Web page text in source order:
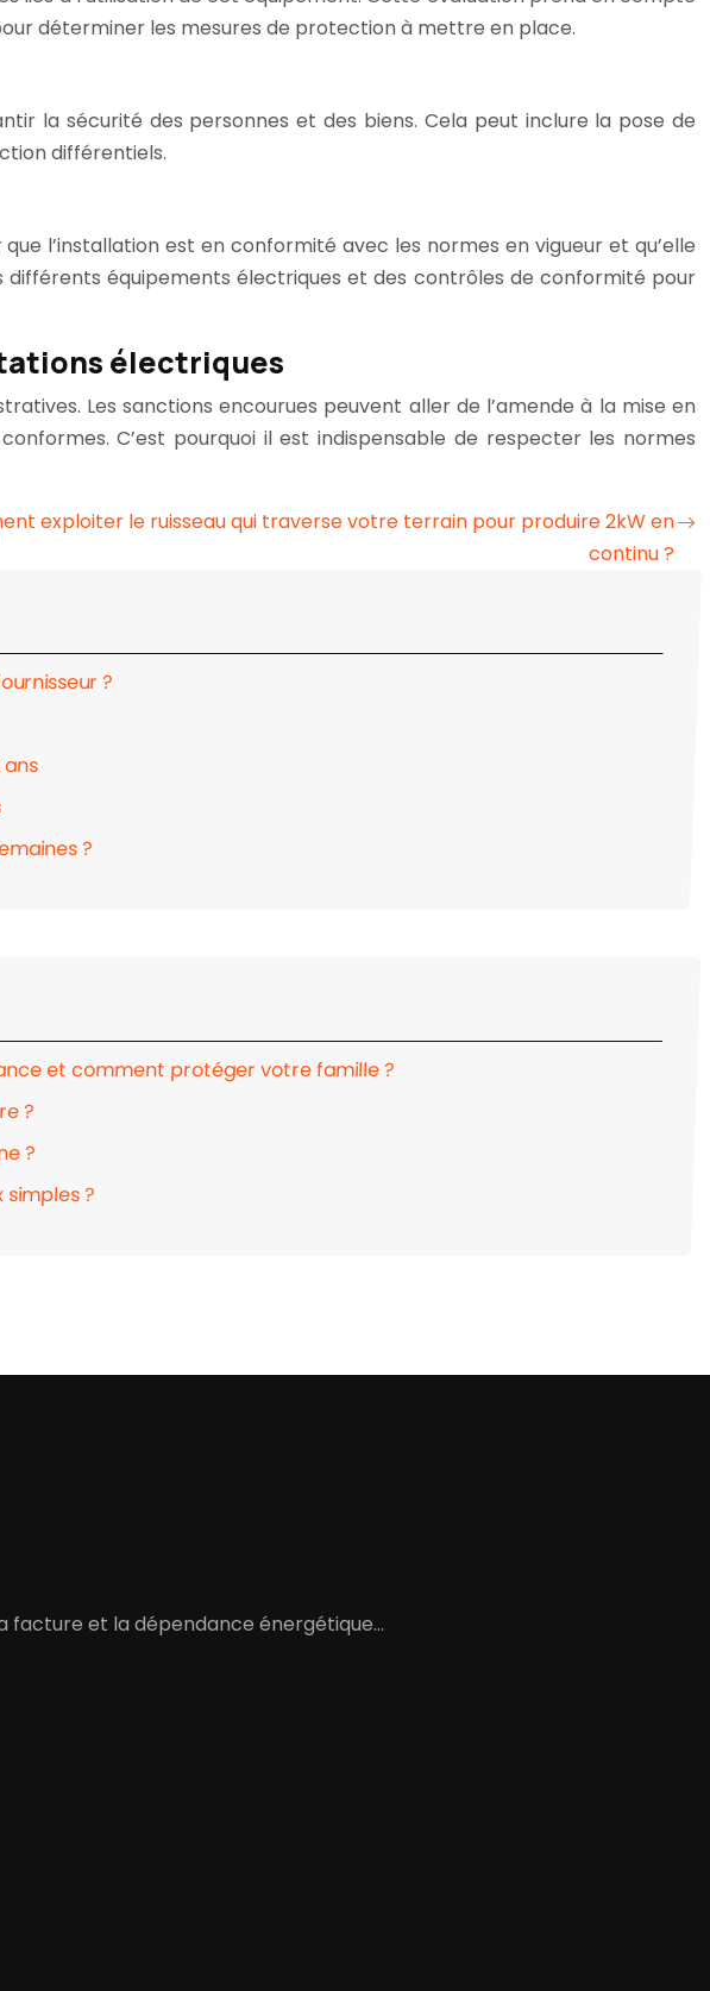
déterminer les mesures de protection à mettre en place.
la sécurité des personnes et des biens. Cela peut inclure la pose de
différentiels.
l’installation est en conformité avec les normes en vigueur et qu’elle
équipements électriques et des contrôles de conformité pour
électriques
Les sanctions encourues peuvent aller de l’amende à la mise en
C’est pourquoi il est indispensable de respecter les normes
exploiter le ruisseau qui traverse votre terrain pour produire 2kW en
continu ?
?
?
et comment protéger votre famille ?
?
?
?
facture et la dépendance énergétique…